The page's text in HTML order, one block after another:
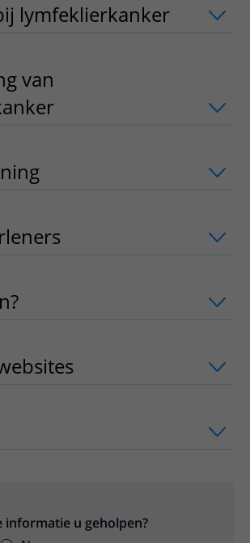
lymfeklierkanker
van
uitklapper, klik om
uitklapper, klik om te
uitklapper, klik om
uitklapper, klik om te
uitklapper, klik
klik om te openen
informatie u geholpen?